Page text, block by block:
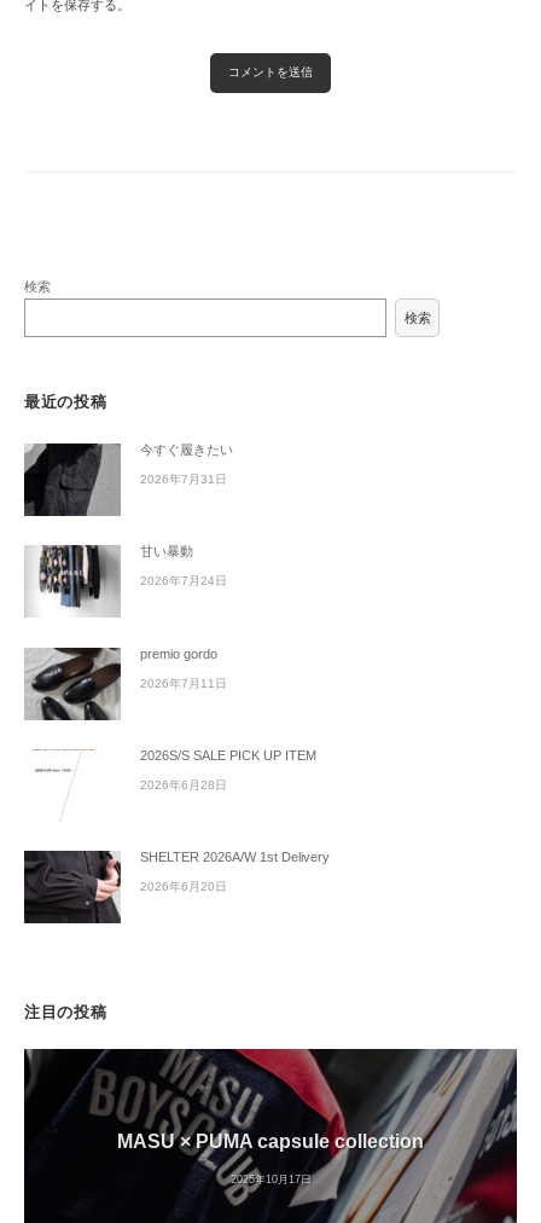
イトを保存する。
検索
検索
最近の投稿
今すぐ履きたい
2026年7月31日
甘い暴動
2026年7月24日
premio gordo
2026年7月11日
2026S/S SALE PICK UP ITEM
2026年6月28日
SHELTER 2026A/W 1st Delivery
2026年6月20日
注目の投稿
MASU × PUMA capsule collection
2025年10月17日